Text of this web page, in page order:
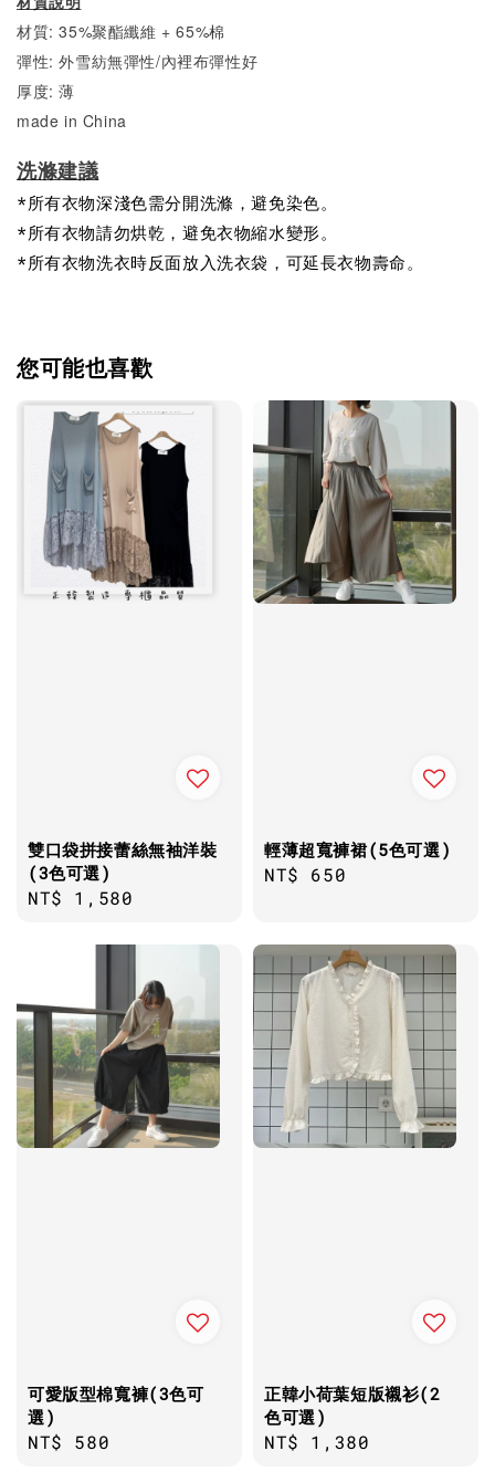
材質: 35%聚酯纖維 + 65%棉
彈性: 外雪紡無彈性/內裡布彈性好
厚度: 薄
made in China
洗滌建議
*所有衣物深淺色需分開洗滌，避免染色。
*所有衣物請勿烘乾，避免衣物縮水變形。
*所有衣物洗衣時反面放入洗衣袋，可延長衣物壽命。
您可能也喜歡
雙口袋拼接蕾絲無袖洋裝
(3色可選)
Regular
NT$ 1,580
輕薄超寬褲裙(5色可選)
Regular
NT$ 650
可愛版型棉寬褲(3色可
選)
Regular
NT$ 580
正韓小荷葉短版襯衫(2
色可選)
Regular
NT$ 1,380